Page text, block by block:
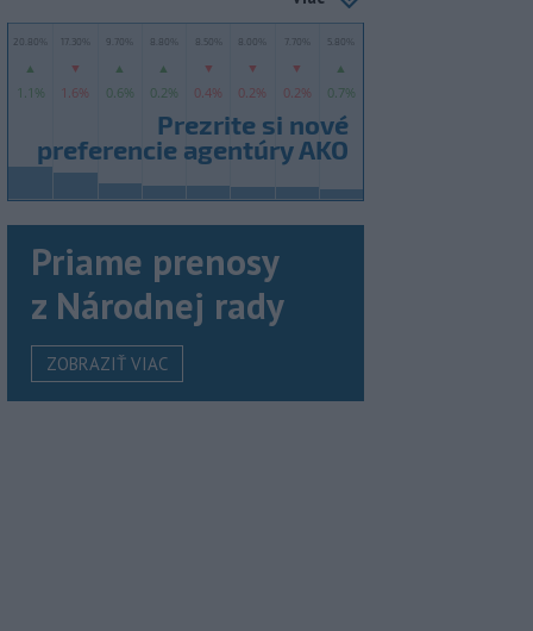
Priame prenosy
z Národnej rady
ZOBRAZIŤ VIAC